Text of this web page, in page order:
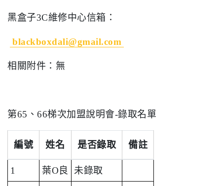
黑盒子3C維修中心信箱：
blackboxdali@gmail.com
相關附件：無
第65、66梯次加盟說明會-錄取名單
編號 姓名 是否錄取 備註
1 葉O良 未錄取